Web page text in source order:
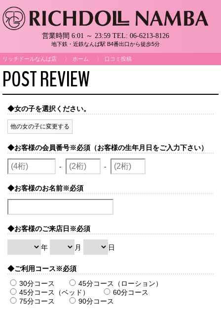
営業時間 6:01 ～ 23:59 TEL: 06-6213-8126
地下鉄・近鉄なんば駅 B4番出口から徒歩5分
リッチドールなんば店 ホーム 口コミ投稿
POST REVIEW
◆女の子を選択ください。
他の女の子に変更する
◆お客様の会員番号※必須（お客様の生年月日をご入力下さい）
- -
◆お客様のお名前※必須
◆お客様のご来店日 ※必須
年 月 日
◆ご利用コース※必須
30分コース
45分コース（ローション）
45分コース（ベッド）
60分コース
75分コース
90分コース